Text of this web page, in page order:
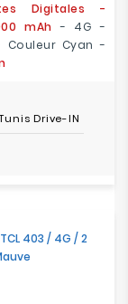
Digitales -
mAh - 4G -
Couleur Cyan -
Drive-IN
403 / 4G / 2